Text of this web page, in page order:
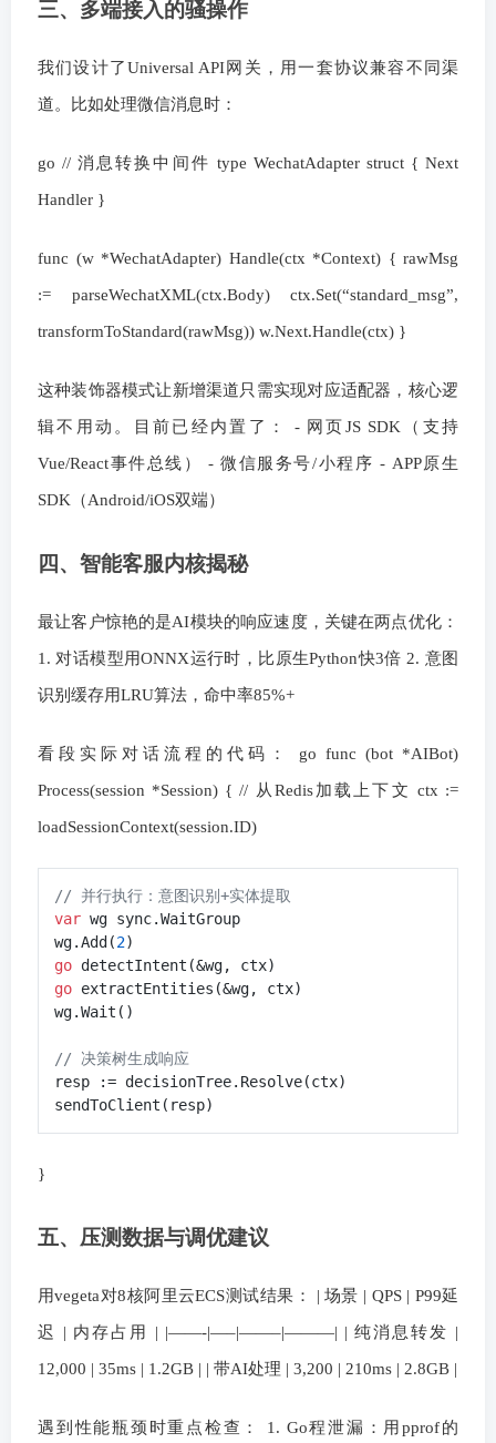
三、多端接入的骚操作
我们设计了Universal API网关，用一套协议兼容不同渠
道。比如处理微信消息时：
go // 消息转换中间件 type WechatAdapter struct { Next
Handler }
func (w *WechatAdapter) Handle(ctx *Context) { rawMsg
:= parseWechatXML(ctx.Body) ctx.Set(“standard_msg”,
transformToStandard(rawMsg)) w.Next.Handle(ctx) }
这种装饰器模式让新增渠道只需实现对应适配器，核心逻
辑不用动。目前已经内置了： - 网页JS SDK（支持
Vue/React事件总线） - 微信服务号/小程序 - APP原生
SDK（Android/iOS双端）
四、智能客服内核揭秘
最让客户惊艳的是AI模块的响应速度，关键在两点优化：
1. 对话模型用ONNX运行时，比原生Python快3倍 2. 意图
识别缓存用LRU算法，命中率85%+
看段实际对话流程的代码： go func (bot *AIBot)
Process(session *Session) { // 从Redis加载上下文 ctx :=
loadSessionContext(session.ID)
// 并行执行：意图识别+实体提取
var wg sync.WaitGroup
wg.Add(2
go
go extractEntities(&wg, ctx)
wg.Wait()
// 决策树生成响应
resp := decisionTree.Resolve(ctx)
}
五、压测数据与调优建议
用vegeta对8核阿里云ECS测试结果： | 场景 | QPS | P99延
迟 | 内存占用 | |——-|—–|——–|———| | 纯消息转发 |
12,000 | 35ms | 1.2GB | | 带AI处理 | 3,200 | 210ms | 2.8GB |
遇到性能瓶颈时重点检查： 1. Go程泄漏：用pprof的